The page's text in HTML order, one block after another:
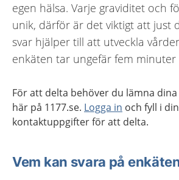
egen hälsa. Varje graviditet och
unik, därför är det viktigt att just
svar hjälper till att utveckla
enkäten tar ungefär fem minuter
För att delta behöver du lämna
här på 1177.se. Logga in och fyll i
kontaktuppgifter för att delta.
Vem kan svara på